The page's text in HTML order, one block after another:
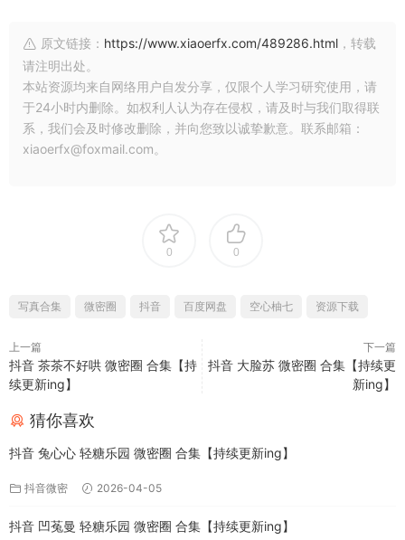
原文链接： https://www.xiaoerfx.com/489286.html ，转载
请注明出处。
本站资源均来自网络用户自发分享，仅限个人学习研究使用，请
于24小时内删除。如权利人认为存在侵权，请及时与我们取得联
系，我们会及时修改删除，并向您致以诚挚歉意。联系邮箱：
xiaoerfx@foxmail.com。
0 0
写真合集 微密圈 抖音 百度网盘 空心柚七 资源下载
上一篇
抖音 茶茶不好哄 微密圈 合集【持
续更新ing】
下一篇
抖音 大脸苏 微密圈 合集【持续更
新ing】
猜你喜欢
抖音 兔心心 轻糖乐园 微密圈 合集【持续更新ing】
抖音微密 2026-04-05
抖音 凹菟曼 轻糖乐园 微密圈 合集【持续更新ing】